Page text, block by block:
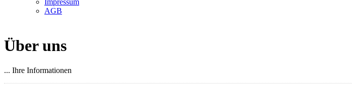
Impressum
AGB
Über uns
... Ihre Informationen